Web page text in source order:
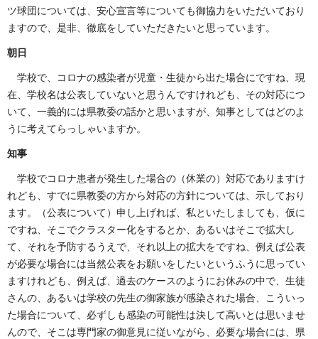
ツ球団については、安心宣言等についても御協力をいただいており
ますので、是非、徹底をしていただきたいと思っています。
朝日
学校で、コロナの感染者が児童・生徒から出た場合にですね、現
在、学校名は公表していないと思うんですけれども、その対応につ
いて、一義的には県教委の話かと思いますが、知事としてはどのよ
うに考えてらっしゃいますか。
知事
学校でコロナ患者が発生した場合の（休業の）対応でありますけ
れども、すでに県教委の方から対応の方針については、示しており
ます。（公表について）申し上げれば、私といたしましても、仮に
ですね、そこでクラスター化をするとか、あるいはそこで拡大し
て、それを予防するうえで、それ以上の拡大をですね、例えば公表
が必要な場合には当然公表をお願いをしたいというふうに思ってい
ますけれども、例えば、過去のケースのようにお休みの中で、生徒
さんの、あるいは学校の先生の御家族が感染された場合、こういっ
た場合について、必ずしも感染の可能性は決して高いとは思いませ
んので、そこは専門家の御意見に従いながら、必要な場合には、県